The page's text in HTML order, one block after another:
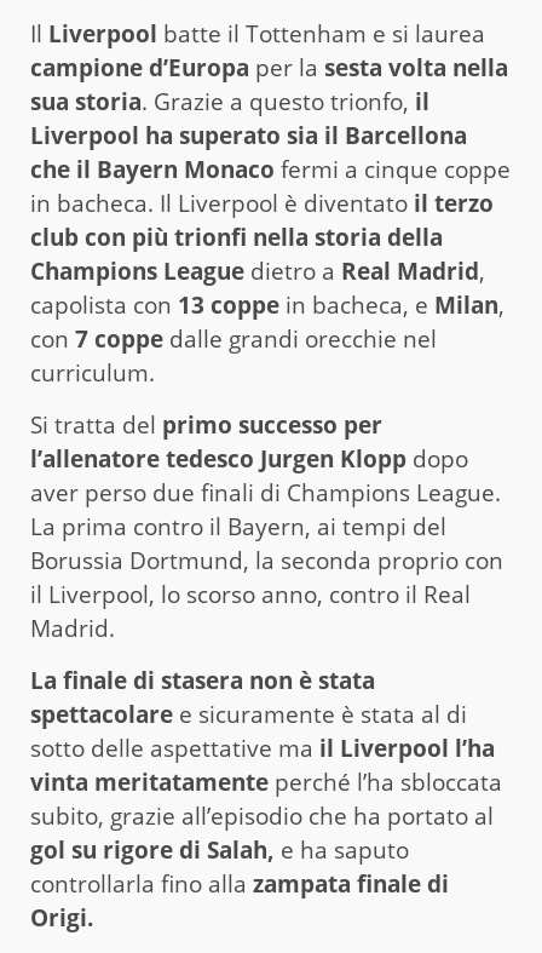
Il Liverpool batte il Tottenham e si laurea
campione d’Europa per la sesta volta nella
sua storia. Grazie a questo trionfo, il
Liverpool ha superato sia il Barcellona
che il Bayern Monaco fermi a cinque coppe
in bacheca. Il Liverpool è diventato il terzo
club con più trionfi nella storia della
Champions League dietro a Real Madrid,
capolista con 13 coppe in bacheca, e Milan,
con 7 coppe dalle grandi orecchie nel
curriculum.
Si tratta del primo successo per
l’allenatore tedesco Jurgen Klopp dopo
aver perso due finali di Champions League.
La prima contro il Bayern, ai tempi del
Borussia Dortmund, la seconda proprio con
il Liverpool, lo scorso anno, contro il Real
Madrid.
La finale di stasera non è stata
spettacolare e sicuramente è stata al di
sotto delle aspettative ma il Liverpool l’ha
vinta meritatamente perché l’ha sbloccata
subito, grazie all’episodio che ha portato al
gol su rigore di Salah, e ha saputo
controllarla fino alla zampata finale di
Origi.